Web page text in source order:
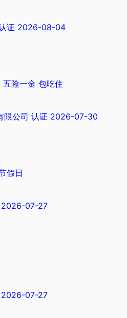
证 2026-08-04
五险一金 包吃住
限公司 认证 2026-07-30
假日
2026-07-27
2026-07-27